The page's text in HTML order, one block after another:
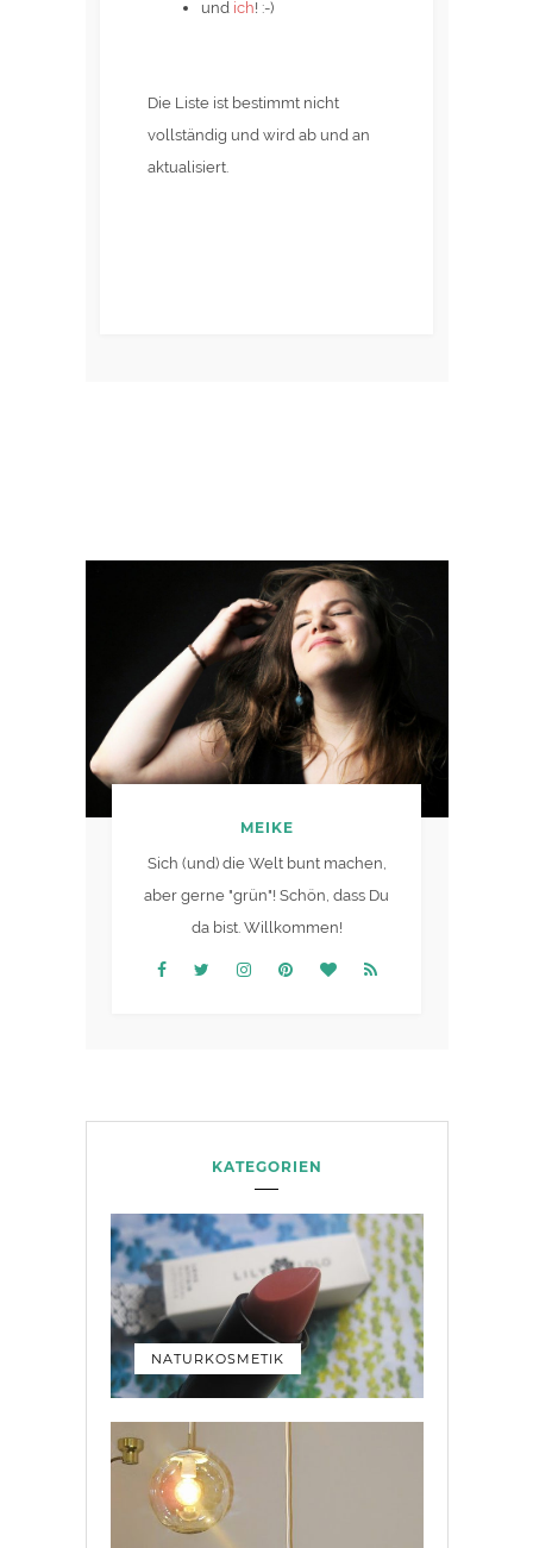
und ich! :-)
Die Liste ist bestimmt nicht
vollständig und wird ab und an
aktualisiert.
MEIKE
Sich (und) die Welt bunt machen,
aber gerne "grün"! Schön, dass Du
da bist. Willkommen!
KATEGORIEN
NATURKOSMETIK